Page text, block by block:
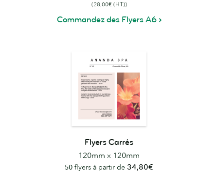
(28,00€ (HT))
Commandez des Flyers A6
Flyers Carrés
120mm x 120mm
50 flyers à partir de 34,80€